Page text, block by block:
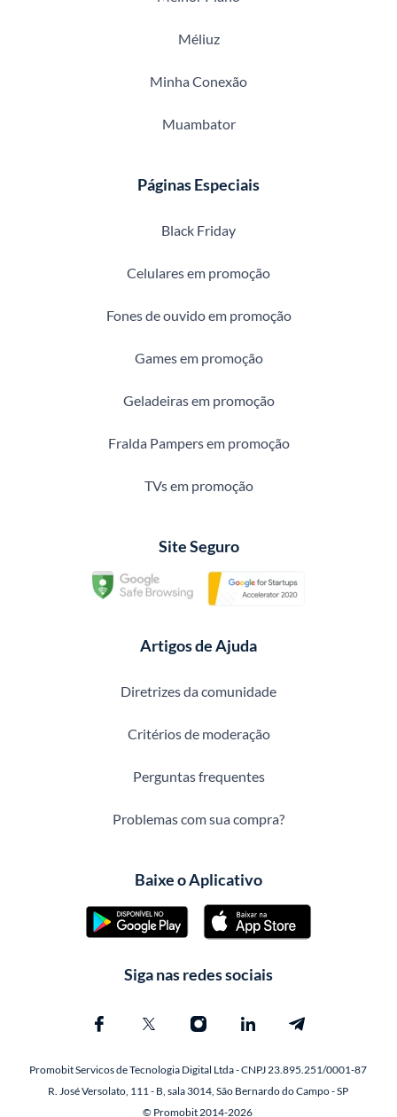
Méliuz
Minha Conexão
Muambator
Páginas Especiais
Black Friday
Celulares em promoção
Fones de ouvido em promoção
Games em promoção
Geladeiras em promoção
Fralda Pampers em promoção
TVs em promoção
Site Seguro
Artigos de Ajuda
Diretrizes da comunidade
Critérios de moderação
Perguntas frequentes
Problemas com sua compra?
Baixe o Aplicativo
Siga nas redes sociais
Promobit Servicos de Tecnologia Digital Ltda - CNPJ 23.895.251/0001-87
R. José Versolato, 111 - B, sala 3014, São Bernardo do Campo - SP
© Promobit 2014-2026